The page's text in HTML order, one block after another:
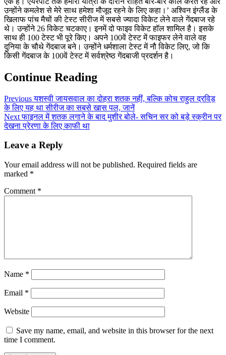
उन्होंने कमलेश से मेरे साथ हमेशा मौजूद रहने के लिए कहा।’ अश्विन इंग्लैंड के
खिलाफ पांच मैचों की टेस्ट सीरीज में सबसे ज्यादा विकेट लेने वाले गेंदबाज रहे
थे। उन्होंने 26 विकेट चटकाए। इनमें दो फाइव विकेट हॉल शामिल है। इसके
साथ ही 100 टेस्ट भी पूरे किए। अपने 100वें टेस्ट में फाइफर लेने वाले वह
दुनिया के चौथे गेंदबाज बने। उन्होंने धर्मशाला टेस्ट में नौ विकेट लिए, जो कि
किसी गेंदबाज के 100वें टेस्ट में सर्वश्रेष्ठ गेंदबाजी प्रदर्शन है।
Continue Reading
Previousयशस्वी जायसवाल का दोहरा शतक नहीं, बल्कि कोच राहुल द्रविड़
के लिए यह था सीरीज का सबसे खास पल, जानें
Nextफाइनल में शतक लगाने के बाद मुशीर बोले- सचिन सर को बड़े स्क्रीन पर
देखना प्रेरणा के लिए काफी था
Leave a Reply
Your email address will not be published. Required fields are
marked *
Comment *
Name *
Email *
Website
Save my name, email, and website in this browser for the next
time I comment.